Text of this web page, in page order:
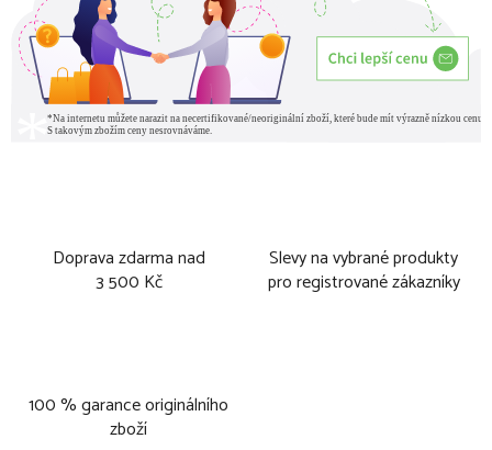
Doprava zdarma nad
3 500 Kč
Slevy na vybrané produkty
pro registrované zákazníky
100 % garance originálního
zboží